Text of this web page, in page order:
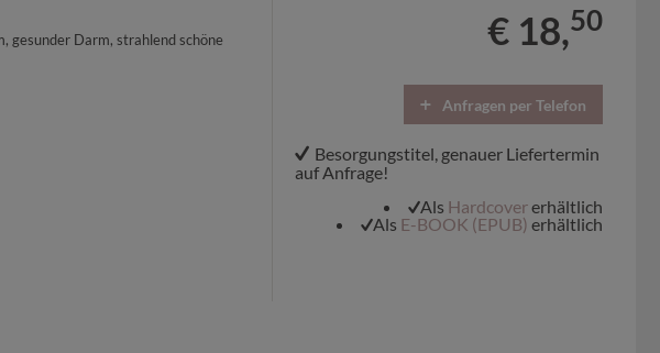
gesunder Darm, strahlend schöne
€ 18,50
Anfragen per Telefon
Besorgungstitel, genauer Liefertermin
auf Anfrage!
Als Hardcovererhältlich
Als E-BOOK (EPUB) erhältlich